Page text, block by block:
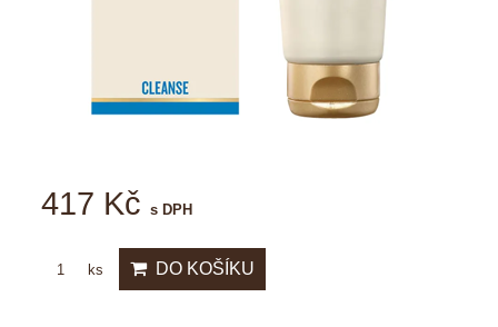
417 Kč s DPH
ks DO KOŠÍKU